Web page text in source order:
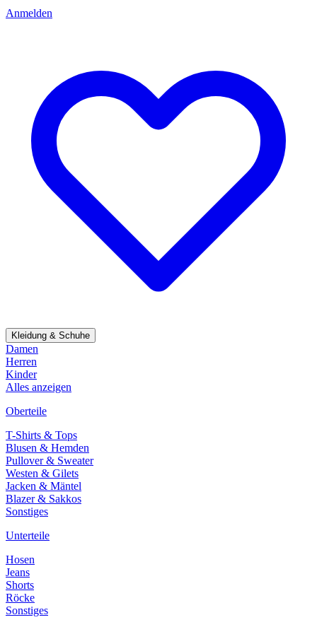
Anmelden
Kleidung & Schuhe
Damen
Herren
Kinder
Alles anzeigen
Oberteile
T-Shirts & Tops
Blusen & Hemden
Pullover & Sweater
Westen & Gilets
Jacken & Mäntel
Blazer & Sakkos
Sonstiges
Unterteile
Hosen
Jeans
Shorts
Röcke
Sonstiges